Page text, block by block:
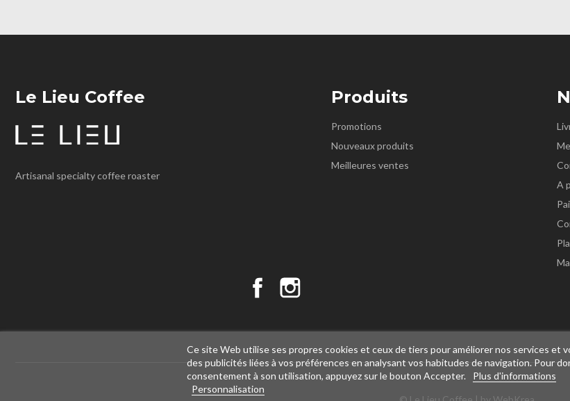
Le Lieu Coffee
Artisanal specialty coffee roaster
Produits
Promotions
Nouveaux produits
Meilleures ventes
A
Ce site Web utilise ses propres cookies et ceux de tiers pour améliorer nos services et
des publicités liées à vos préférences en analysant vos habitudes de navigation. Pour
consentement à son utilisation, appuyez sur le bouton Accepter.
Plus d'informations
Personnalisation
Facebook